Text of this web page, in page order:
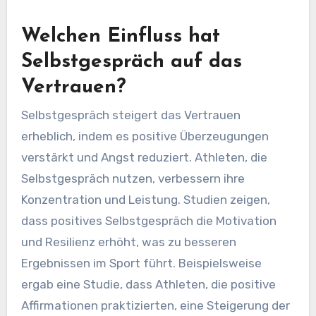
Welchen Einfluss hat
Selbstgespräch auf das
Vertrauen?
Selbstgespräch steigert das Vertrauen
erheblich, indem es positive Überzeugungen
verstärkt und Angst reduziert. Athleten, die
Selbstgespräch nutzen, verbessern ihre
Konzentration und Leistung. Studien zeigen,
dass positives Selbstgespräch die Motivation
und Resilienz erhöht, was zu besseren
Ergebnissen im Sport führt. Beispielsweise
ergab eine Studie, dass Athleten, die positive
Affirmationen praktizierten, eine Steigerung der